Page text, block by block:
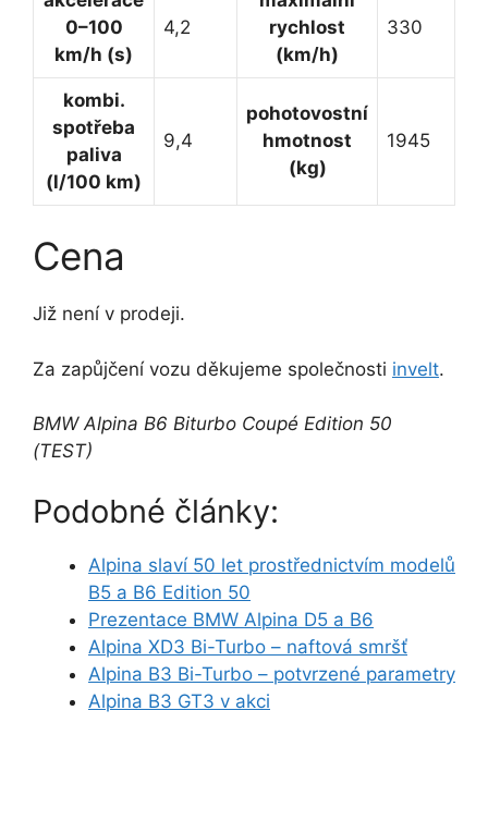
0–100
km/h (s)
4,2
rychlost
(km/h)
330
kombi.
spotřeba
paliva
(l/100 km)
9,4
pohotovostní
hmotnost
(kg)
1945
Cena
Již není v prodeji.
Za zapůjčení vozu děkujeme společnosti invelt.
BMW Alpina B6 Biturbo Coupé Edition 50
(TEST)
Podobné články:
Alpina slaví 50 let prostřednictvím modelů
B5 a B6 Edition 50
Prezentace BMW Alpina D5 a B6
Alpina XD3 Bi-Turbo – naftová smršť
Alpina B3 Bi-Turbo – potvrzené parametry
Alpina B3 GT3 v akci